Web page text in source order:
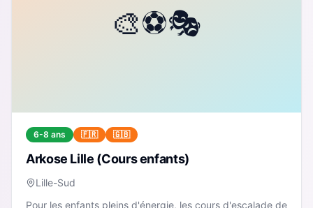
6-8 ans 🇫🇷 🇬🇧
Arkose Lille (Cours enfants)
Lille-Sud
Pour les enfants pleins d'énergie, les cours d'escalade de